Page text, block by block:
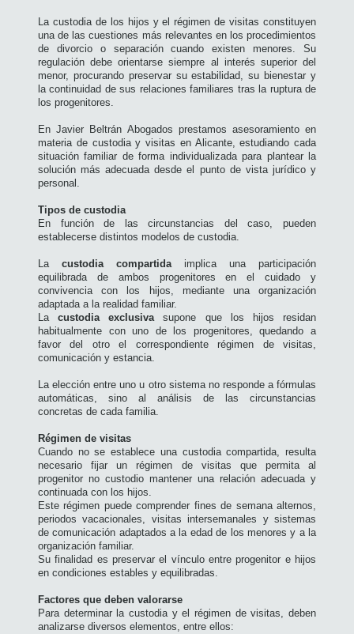
La custodia de los hijos y el régimen de visitas constituyen
una de las cuestiones más relevantes en los procedimientos
de divorcio o separación cuando existen menores. Su
regulación debe orientarse siempre al interés superior del
menor, procurando preservar su estabilidad, su bienestar y
la continuidad de sus relaciones familiares tras la ruptura de
los progenitores.
En Javier Beltrán Abogados prestamos asesoramiento en
materia de custodia y visitas en Alicante, estudiando cada
situación familiar de forma individualizada para plantear la
solución más adecuada desde el punto de vista jurídico y
personal.
Tipos de custodia
En función de las circunstancias del caso, pueden
establecerse distintos modelos de custodia.
La custodia compartidaimplica una participación
equilibrada de ambos progenitores en el cuidado y
convivencia con los hijos, mediante una organización
adaptada a la realidad familiar.
Lacustodia exclusivasupone que los hijos residan
habitualmente con uno de los progenitores, quedando a
favor del otro el correspondiente régimen de visitas,
comunicación y estancia.
La elección entre uno u otro sistema no responde a fórmulas
automáticas, sino al análisis de las circunstancias
concretas de cada familia.
Régimen de visitas
Cuando no se establece una custodia compartida, resulta
necesario fijar un régimen de visitas que permita al
progenitor no custodio mantener una relación adecuada y
continuada con los hijos.
Este régimen puede comprender fines de semana alternos,
periodos vacacionales, visitas intersemanales y sistemas
de comunicación adaptados a la edad de los menores y a la
organización familiar.
Su finalidad es preservar el vínculo entre progenitor e hijos
en condiciones estables y equilibradas.
Factores que deben valorarse
Para determinar la custodia y el régimen de visitas, deben
analizarse diversos elementos, entre ellos: